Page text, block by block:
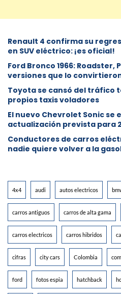
Renault 4 confirma su
en SUV eléctrico: ¡es oficial!
Ford Bronco 1966: Roadster,
versiones que lo
Toyota se cansó del tráfico
propios taxis voladores
El nuevo Chevrolet Sonic se
actualización prevista para
Conductores de carros
nadie quiere volver a la
4x4 audi autos electricos
carros antiguos carros de alta gama
carros electricos carros hibridos
cifras city cars Colombia
ford fotos espia hatchback